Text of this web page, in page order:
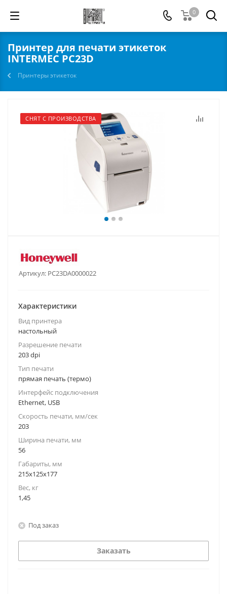
0
Принтер для печати этикеток
INTERMEC PC23D
Принтеры этикеток
СНЯТ С ПРОИЗВОДСТВА
Артикул: PC23DA0000022
Характеристики
Вид принтера
настольный
Разрешение печати
203 dpi
Тип печати
прямая печать (термо)
Интерфейс подключения
Ethernet, USB
Скорость печати, мм/сек
203
Ширина печати, мм
56
Габариты, мм
215х125х177
Вес, кг
1,45
Под заказ
Заказать